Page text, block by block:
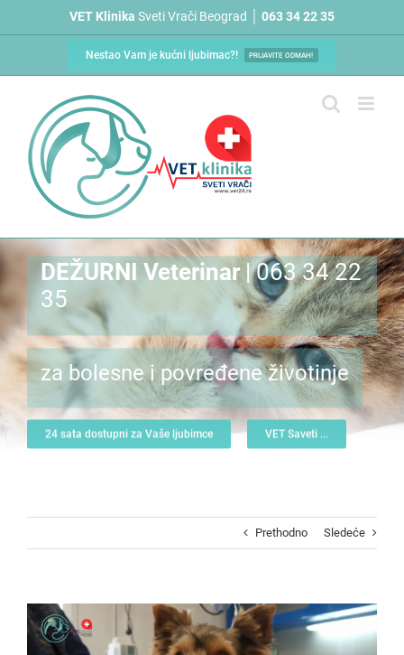
VET Klinika Sveti Vrači Beograd │ 063 34 22 35
Nestao Vam je kućni ljubimac?! PRIJAVITE ODMAH!
DEŽURNI Veterinar| 063 34 22
35
za bolesne i povređene životinje
24 sata dostupni za Vaše ljubimce VET Saveti ...
Prethodno Sledeće
View
Larger
Image